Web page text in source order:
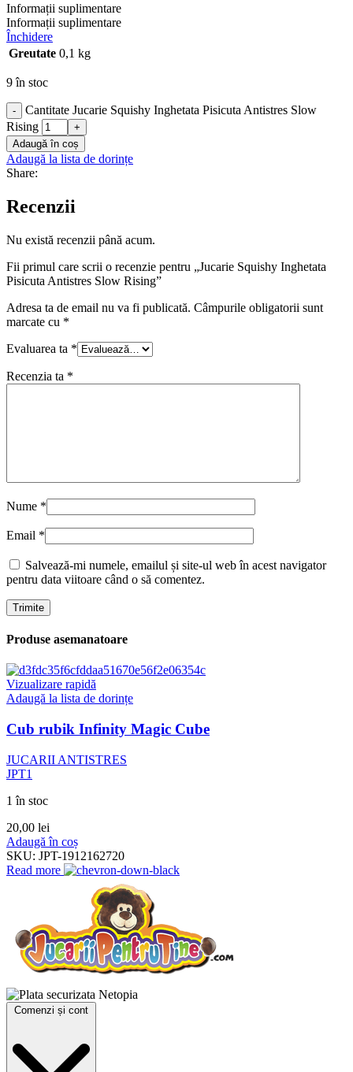
Informații suplimentare
Informații suplimentare
Închidere
Greutate 0,1 kg
9 în stoc
-
Cantitate Jucarie Squishy Inghetata Pisicuta Antistres Slow
Rising
+
Adaugă în coș
Adaugă la lista de dorințe
Share:
Recenzii
Nu există recenzii până acum.
Fii primul care scrii o recenzie pentru „Jucarie Squishy Inghetata
Pisicuta Antistres Slow Rising”
Adresa ta de email nu va fi publicată. Câmpurile obligatorii sunt
marcate cu *
Evaluarea ta *
Recenzia ta *
Nume *
Email *
Salvează-mi numele, emailul și site-ul web în acest navigator
pentru data viitoare când o să comentez.
Produse asemanatoare
Vizualizare rapidă
Adaugă la lista de dorințe
Cub rubik Infinity Magic Cube
JUCARII ANTISTRES
JPT1
1 în stoc
20,00 lei
Adaugă în coș
SKU: JPT-1912162720
Read more
Comenzi și cont